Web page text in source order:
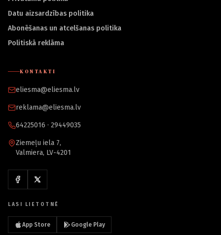
Datu aizsardzības politika
Abonēšanas un atcelšanas politika
Politiskā reklāma
KONTAKTI
eliesma@eliesma.lv
reklama@eliesma.lv
64225016 · 29449035
Ziemeļu iela 7,
Valmiera, LV-4201
LASI LIETOTNĒ
App Store Google Play